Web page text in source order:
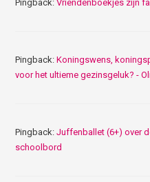
Pingback:Vriendenboekjes zijn
Pingback:Koningswens,
voor het ultieme gezinsgeluk? -
Pingback:Juffenballet (6+) over
schoolbord